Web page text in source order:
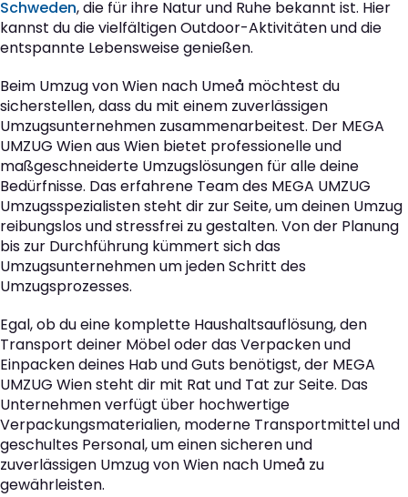
Schweden, die für ihre Natur und Ruhe bekannt ist. Hier
kannst du die vielfältigen Outdoor-Aktivitäten und die
entspannte Lebensweise genießen.
Beim Umzug von Wien nach Umeå möchtest du
sicherstellen, dass du mit einem zuverlässigen
Umzugsunternehmen zusammenarbeitest. Der MEGA
UMZUG Wien aus Wien bietet professionelle und
maßgeschneiderte Umzugslösungen für alle deine
Bedürfnisse. Das erfahrene Team des MEGA UMZUG
Umzugsspezialisten steht dir zur Seite, um deinen Umzug
reibungslos und stressfrei zu gestalten. Von der Planung
bis zur Durchführung kümmert sich das
Umzugsunternehmen um jeden Schritt des
Umzugsprozesses.
Egal, ob du eine komplette Haushaltsauflösung, den
Transport deiner Möbel oder das Verpacken und
Einpacken deines Hab und Guts benötigst, der MEGA
UMZUG Wien steht dir mit Rat und Tat zur Seite. Das
Unternehmen verfügt über hochwertige
Verpackungsmaterialien, moderne Transportmittel und
geschultes Personal, um einen sicheren und
zuverlässigen Umzug von Wien nach Umeå zu
gewährleisten.